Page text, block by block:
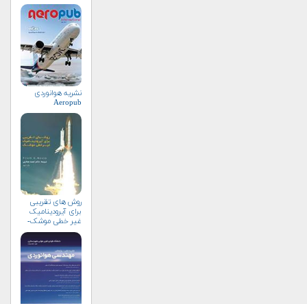
نشریه هوانوردی
Aeropub
روش های تقریبی
برای آیرودینامیک
غیر خطی موشک-
جلد دوم